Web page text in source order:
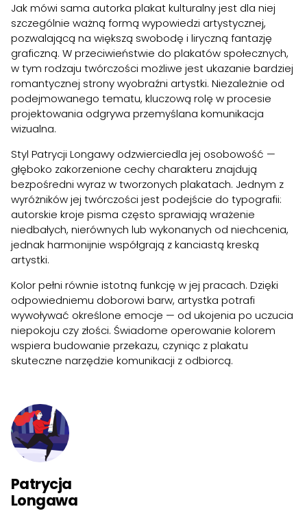
Jak mówi sama autorka plakat kulturalny jest dla niej
szczególnie ważną formą wypowiedzi artystycznej,
pozwalającą na większą swobodę i liryczną fantazję
graficzną. W przeciwieństwie do plakatów społecznych,
w tym rodzaju twórczości możliwe jest ukazanie bardziej
romantycznej strony wyobraźni artystki. Niezależnie od
podejmowanego tematu, kluczową rolę w procesie
projektowania odgrywa przemyślana komunikacja
wizualna.
Styl Patrycji Longawy odzwierciedla jej osobowość —
głęboko zakorzenione cechy charakteru znajdują
bezpośredni wyraz w tworzonych plakatach. Jednym z
wyróżników jej twórczości jest podejście do typografii:
autorskie kroje pisma często sprawiają wrażenie
niedbałych, nierównych lub wykonanych od niechcenia,
jednak harmonijnie współgrają z kanciastą kreską
artystki.
Kolor pełni równie istotną funkcję w jej pracach. Dzięki
odpowiedniemu doborowi barw, artystka potrafi
wywoływać określone emocje — od ukojenia po uczucia
niepokoju czy złości. Świadome operowanie kolorem
wspiera budowanie przekazu, czyniąc z plakatu
skuteczne narzędzie komunikacji z odbiorcą.
Patrycja
Longawa